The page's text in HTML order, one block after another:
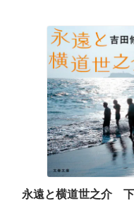
永遠と横道世之介 下